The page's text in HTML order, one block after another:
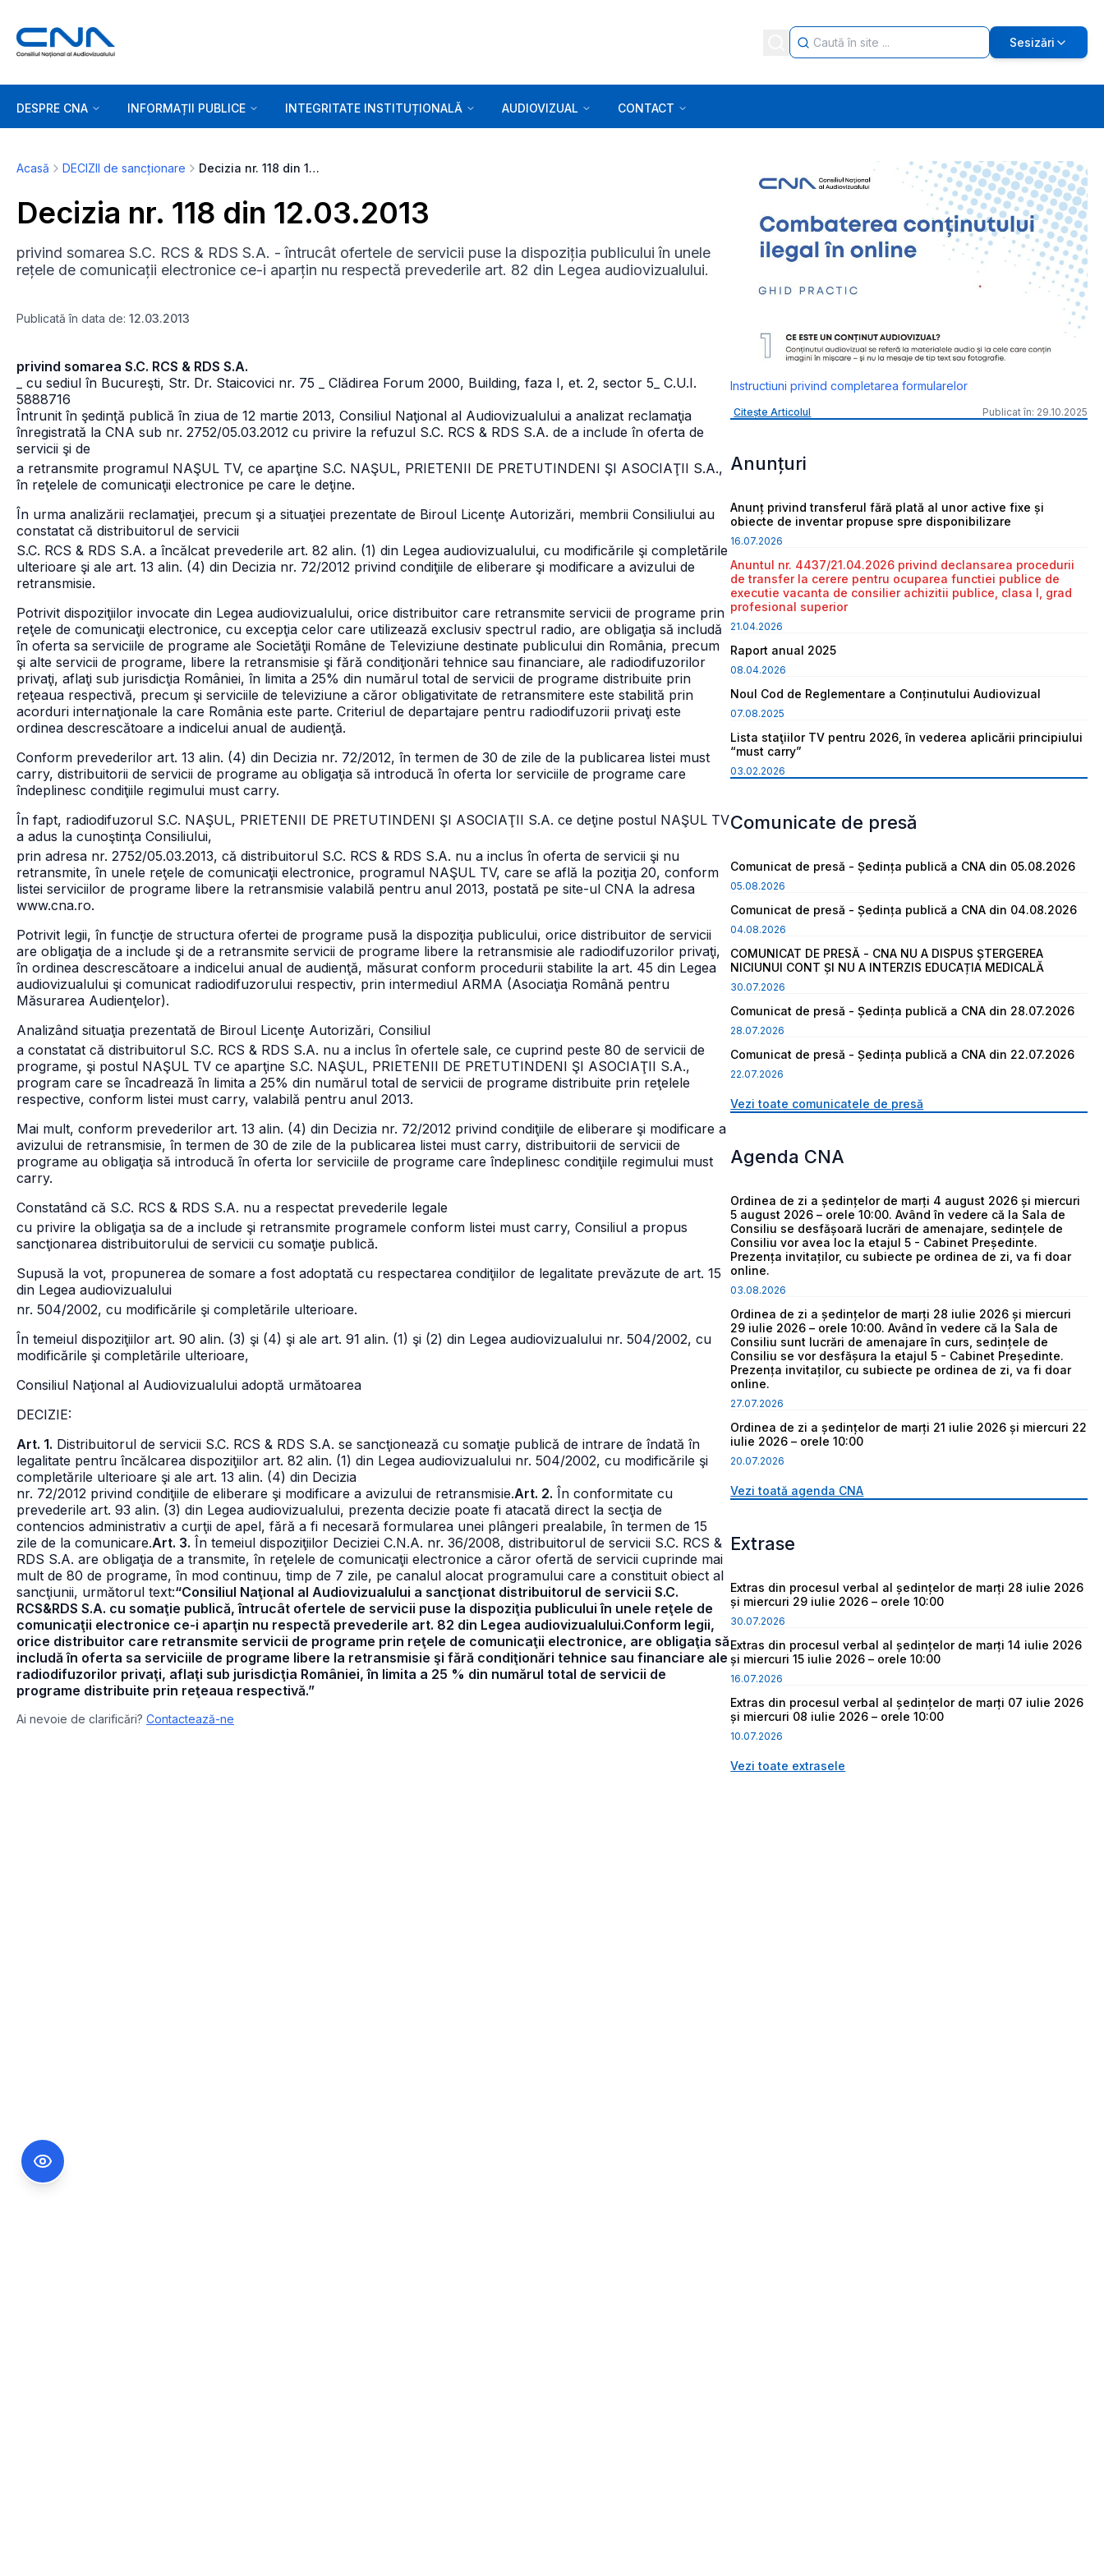
Sesizări
DESPRE CNA INFORMAȚII PUBLICE INTEGRITATE INSTITUȚIONALĂ AUDIOVIZUAL CONTACT
Acasă DECIZII de sancționare Decizia nr. 118 din 12.03.2013
Decizia nr. 118 din 12.03.2013
privind somarea S.C. RCS & RDS S.A. - întrucât ofertele de servicii puse la dispoziția publicului în unele
rețele de comunicații electronice ce-i aparțin nu respectă prevederile art. 82 din Legea audiovizualului.
Publicată în data de: 12.03.2013
privind somarea S.C. RCS & RDS S.A.
_ cu sediul în Bucureşti, Str. Dr. Staicovici nr. 75
_ Clădirea Forum 2000, Building, faza I, et. 2, sector 5 _ C.U.I.
5888716
Întrunit în şedinţă publică în ziua de 12 martie 2013, Consiliul Naţional al Audiovizualului a analizat reclamaţia
înregistrată la CNA sub nr. 2752/05.03.2012 cu privire la refuzul S.C. RCS & RDS S.A. de a include în oferta de
servicii şi de
a retransmite programul NAŞUL TV, ce aparţine S.C. NAŞUL, PRIETENII DE PRETUTINDENI ŞI ASOCIAŢII S.A.,
în reţelele de comunicaţii electronice pe care le deţine.
În urma analizării reclamaţiei, precum şi a situaţiei prezentate de Biroul Licenţe Autorizări, membrii Consiliului au
constatat că distribuitorul de servicii
S.C. RCS & RDS S.A. a încălcat prevederile art. 82 alin. (1) din Legea audiovizualului, cu modificările şi completările
ulterioare şi ale art. 13 alin. (4) din Decizia nr. 72/2012 privind condiţiile de eliberare şi modificare a avizului de
retransmisie.
Potrivit dispoziţiilor invocate din Legea audiovizualului, orice distribuitor care retransmite servicii de programe prin
reţele de comunicaţii electronice, cu excepţia celor care utilizează exclusiv spectrul radio, are obligaţia să includă
în oferta sa serviciile de programe ale Societăţii Române de Televiziune destinate publicului din România, precum
şi alte servicii de programe, libere la retransmisie şi fără condiţionări tehnice sau financiare, ale radiodifuzorilor
privaţi, aflaţi sub jurisdicţia României, în limita a 25% din numărul total de servicii de programe distribuite prin
reţeaua respectivă, precum şi serviciile de televiziune a căror obligativitate de retransmitere este stabilită prin
acorduri internaţionale la care România este parte. Criteriul de departajare pentru radiodifuzorii privaţi este
ordinea descrescătoare a indicelui anual de audienţă.
Conform prevederilor art. 13 alin. (4) din Decizia nr. 72/2012, în termen de 30 de zile de la publicarea listei must
carry, distribuitorii de servicii de programe au obligaţia să introducă în oferta lor serviciile de programe care
îndeplinesc condiţiile regimului must carry.
În fapt, radiodifuzorul S.C. NAŞUL, PRIETENII DE PRETUTINDENI ŞI ASOCIAŢII S.A. ce deţine postul NAŞUL TV
a adus la cunoştinţa Consiliului,
prin adresa nr. 2752/05.03.2013, că distribuitorul S.C. RCS & RDS S.A. nu a inclus în oferta de servicii şi nu
retransmite, în unele reţele de comunicaţii electronice, programul NAŞUL TV, care se află la poziţia 20, conform
listei serviciilor de programe libere la retransmisie valabilă pentru anul 2013, postată pe site-ul CNA la adresa
www.cna.ro.
Potrivit legii, în funcţie de structura ofertei de programe pusă la dispoziţia publicului, orice distribuitor de servicii
are obligaţia de a include şi de a retransmite servicii de programe libere la retransmisie ale radiodifuzorilor privaţi,
în ordinea descrescătoare a indicelui anual de audienţă, măsurat conform procedurii stabilite la art. 45 din Legea
audiovizualului şi comunicat radiodifuzorului respectiv, prin intermediul ARMA (Asociaţia Română pentru
Măsurarea Audienţelor).
Analizând situaţia prezentată de Biroul Licenţe Autorizări, Consiliul
a constatat că distribuitorul S.C. RCS & RDS S.A. nu a inclus în ofertele sale, ce cuprind peste 80 de servicii de
programe, şi postul NAŞUL TV ce aparţine S.C. NAŞUL, PRIETENII DE PRETUTINDENI ŞI ASOCIAŢII S.A.,
program care se încadrează în limita a 25% din numărul total de servicii de programe distribuite prin reţelele
respective, conform listei must carry, valabilă pentru anul 2013.
Mai mult, conform prevederilor art. 13 alin. (4) din Decizia nr. 72/2012 privind condiţiile de eliberare şi modificare a
avizului de retransmisie, în termen de 30 de zile de la publicarea listei must carry, distribuitorii de servicii de
programe au obligaţia să introducă în oferta lor serviciile de programe care îndeplinesc condiţiile regimului must
carry.
Constatând că S.C. RCS & RDS S.A. nu a respectat prevederile legale
cu privire la obligaţia sa de a include şi retransmite programele conform listei must carry, Consiliul a propus
sancţionarea distribuitorului de servicii cu somaţie publică.
Supusă la vot, propunerea de somare a fost adoptată cu respectarea condiţiilor de legalitate prevăzute de art. 15
din Legea audiovizualului
nr. 504/2002, cu modificările şi completările ulterioare.
În temeiul dispoziţiilor art. 90 alin. (3) şi (4) şi ale art. 91 alin. (1) şi (2) din Legea audiovizualului nr. 504/2002, cu
modificările şi completările ulterioare,
Consiliul Naţional al Audiovizualului adoptă următoarea
DECIZIE:
Art. 1. Distribuitorul de servicii S.C. RCS & RDS S.A. se sancţionează cu somaţie publică de intrare de îndată în
legalitate pentru încălcarea dispoziţiilor art. 82 alin. (1) din Legea audiovizualului nr. 504/2002, cu modificările şi
completările ulterioare şi ale art. 13 alin. (4) din Decizia
nr. 72/2012 privind condiţiile de eliberare şi modificare a avizului de retransmisie.Art. 2. În conformitate cu
prevederile art. 93 alin. (3) din Legea audiovizualului, prezenta decizie poate fi atacată direct la secţia de
contencios administrativ a curţii de apel, fără a fi necesară formularea unei plângeri prealabile, în termen de 15
zile de la comunicare.Art. 3. În temeiul dispoziţiilor Deciziei C.N.A. nr. 36/2008, distribuitorul de servicii S.C. RCS &
RDS S.A. are obligaţia de a transmite, în reţelele de comunicaţii electronice a căror ofertă de servicii cuprinde mai
mult de 80 de programe, în mod continuu, timp de 7 zile, pe canalul alocat programului care a constituit obiect al
sancţiunii, următorul text:“Consiliul Naţional al Audiovizualului a sancţionat distribuitorul de servicii S.C.
RCS&RDS S.A. cu somaţie publică, întrucât ofertele de servicii puse la dispoziţia publicului în unele reţele de
comunicaţii electronice ce-i aparţin nu respectă prevederile art. 82 din Legea audiovizualului.Conform legii,
orice distribuitor care retransmite servicii de programe prin reţele de comunicaţii electronice, are obligaţia să
includă în oferta sa serviciile de programe libere la retransmisie şi fără condiţionări tehnice sau financiare ale
radiodifuzorilor privaţi, aflaţi sub jurisdicţia României, în limita a 25 % din numărul total de servicii de
programe distribuite prin reţeaua respectivă.”
Ai nevoie de clarificări? Contactează-ne
Instructiuni privind completarea formularelor
Citește Articolul Publicat în: 29.10.2025
Anunțuri
Anunț privind transferul fără plată al unor active fixe și
obiecte de inventar propuse spre disponibilizare
16.07.2026
Anuntul nr. 4437/21.04.2026 privind declansarea procedurii
de transfer la cerere pentru ocuparea functiei publice de
executie vacanta de consilier achizitii publice, clasa I, grad
profesional superior
21.04.2026
Raport anual 2025
08.04.2026
Noul Cod de Reglementare a Conținutului Audiovizual
07.08.2025
Lista staţiilor TV pentru 2026, în vederea aplicării principiului
“must carry”
03.02.2026
Comunicate de presă
Comunicat de presă - Ședința publică a CNA din 05.08.2026
05.08.2026
Comunicat de presă - Ședința publică a CNA din 04.08.2026
04.08.2026
COMUNICAT DE PRESĂ - CNA NU A DISPUS ȘTERGEREA
NICIUNUI CONT ȘI NU A INTERZIS EDUCAȚIA MEDICALĂ
30.07.2026
Comunicat de presă - Ședința publică a CNA din 28.07.2026
28.07.2026
Comunicat de presă - Ședința publică a CNA din 22.07.2026
22.07.2026
Vezi toate comunicatele de presă
Agenda CNA
Ordinea de zi a ședințelor de marți 4 august 2026 și miercuri
5 august 2026 – orele 10:00. Având în vedere că la Sala de
Consiliu se desfășoară lucrări de amenajare, sedințele de
Consiliu vor avea loc la etajul 5 - Cabinet Președinte.
Prezența invitaților, cu subiecte pe ordinea de zi, va fi doar
online.
03.08.2026
Ordinea de zi a ședințelor de marți 28 iulie 2026 și miercuri
29 iulie 2026 – orele 10:00. Având în vedere că la Sala de
Consiliu sunt lucrări de amenajare în curs, sedințele de
Consiliu se vor desfășura la etajul 5 - Cabinet Președinte.
Prezența invitaților, cu subiecte pe ordinea de zi, va fi doar
online.
27.07.2026
Ordinea de zi a ședințelor de marți 21 iulie 2026 și miercuri 22
iulie 2026 – orele 10:00
20.07.2026
Vezi toată agenda CNA
Extrase
Extras din procesul verbal al ședințelor de marți 28 iulie 2026
și miercuri 29 iulie 2026 – orele 10:00
30.07.2026
Extras din procesul verbal al ședințelor de marți 14 iulie 2026
și miercuri 15 iulie 2026 – orele 10:00
16.07.2026
Extras din procesul verbal al ședințelor de marți 07 iulie 2026
și miercuri 08 iulie 2026 – orele 10:00
10.07.2026
Vezi toate extrasele